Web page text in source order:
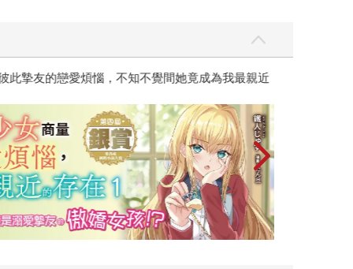
摯友的戀愛煩惱，不知不覺間她竟成為我最親近 台灣角川2026